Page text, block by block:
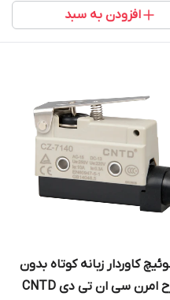
افزودن به سبد
کاوردار زبانه کوتاه بدون
قرقره طرح امرن سی ان تی دی CNTD